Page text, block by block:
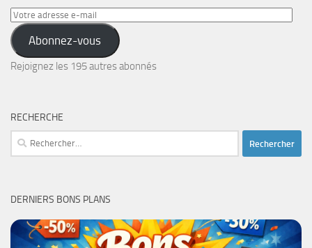
Votre
adresse
e-
mail
Abonnez-vous
Rejoignez les 195 autres abonnés
RECHERCHE
Rechercher :
DERNIERS BONS PLANS